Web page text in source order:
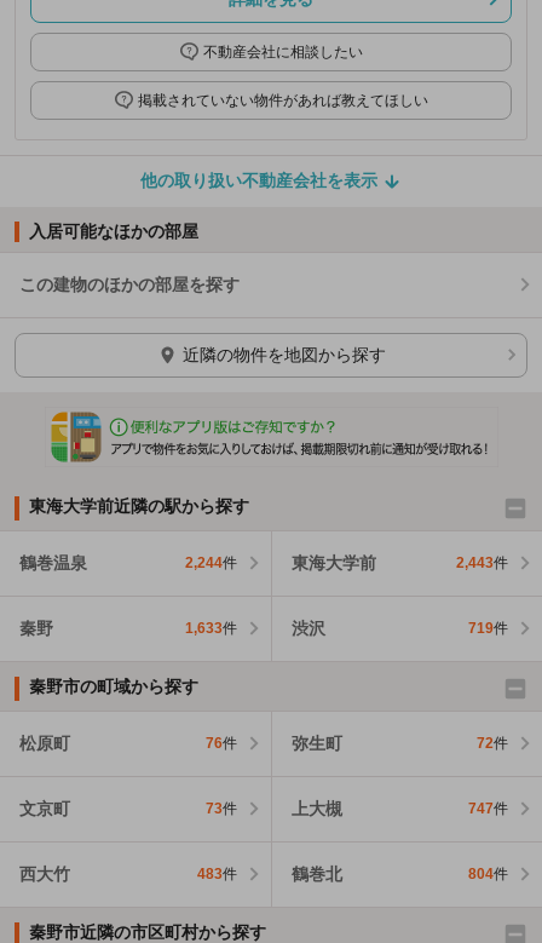
不動産会社に相談したい
掲載されていない物件があれば教えてほしい
他の取り扱い不動産会社を表示
入居可能なほかの部屋
この建物のほかの部屋を探す
ほかの部屋を検索中…
近隣の物件を地図から探す
東海大学前近隣の駅から探す
鶴巻温泉 2,244件 東海大学前 2,443件
秦野 1,633件 渋沢 719件
秦野市の町域から探す
松原町 76件 弥生町 72件
文京町 73件 上大槻 747件
西大竹 483件 鶴巻北 804件
秦野市近隣の市区町村から探す